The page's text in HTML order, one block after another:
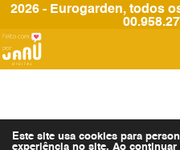
2026 - Eurogarden, todos
Este site usa cookies para
experiência no site. Ao